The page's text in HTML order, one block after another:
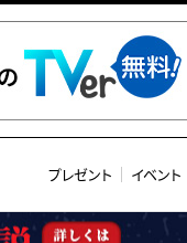
プレゼント イベント